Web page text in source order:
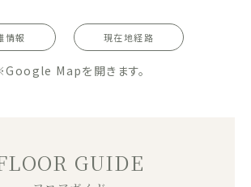
情報 現在地経路
Mapを開きます。
GUIDE